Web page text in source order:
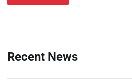
Recent News